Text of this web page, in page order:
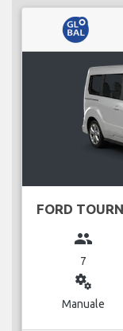
FORD
group
7
miscellaneous_services
Manuale